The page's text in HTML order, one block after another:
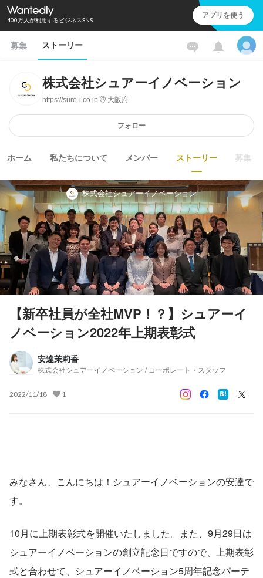
400万人が利用するビジネスSNS アプリを使う
募集 ストーリー
株式会社シュアーイノベーション
https://sure-i.co.jp 大阪府
フォロー
ホーム 私たちについて メンバー ストーリー 募集
株式会社シュアーイノベーション
【新卒社員が全社MVP！？】シュアーイ
ノベーション2022年上期表彰式
安達茉莉香
株式会社シュアーイノベーション / コーポレート・スタッフ
2022/11/18 1
みなさん、こんにちは！シュアーイノベーションの安達で
す。
10月に上期表彰式を開催いたしました。また、9月29日は
シュアーイノベーションの創立記念日ですので、上期表彰
式と合わせて、シュアーイノベーション5周年記念パーテ